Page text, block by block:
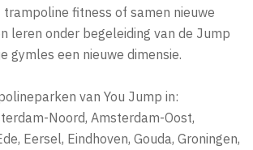
fitness of samen nieuwe
leren onder begeleiding van de Jump
gymles een nieuwe dimensie.
van You Jump in:
Noord, Amsterdam-Oost,
Eersel, Eindhoven, Gouda, Groningen,